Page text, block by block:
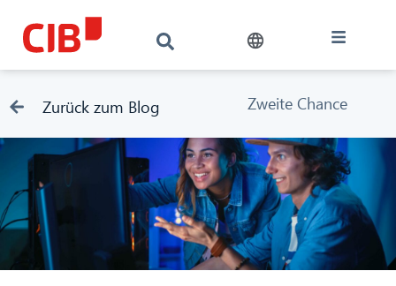
Zurück zum Blog Zweite Chance